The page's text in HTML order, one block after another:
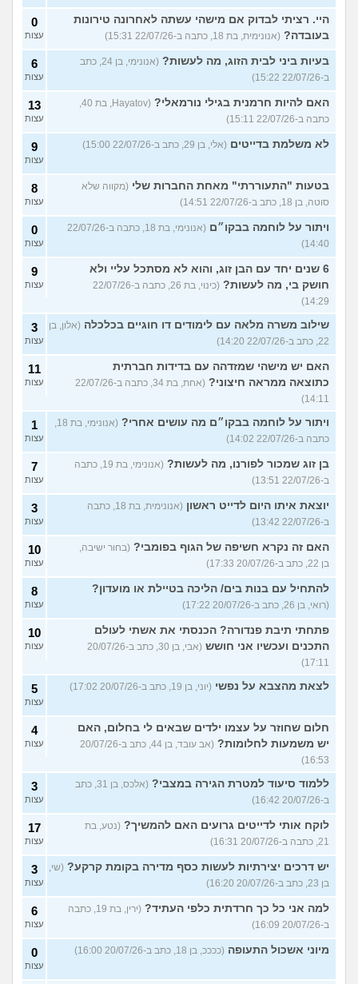
היי. רציתי לבדוק אם מישהי עשתה לאחרונה טירונות
בעובדה? (אנונימית, בת 18, כתבה ב-22/07/26 15:31)
0
עצות
בעיות ביני לבית הזוג, מה לעשות?
(אנונימי, בן 24, כתב
ב-22/07/26 15:22)
6
עצות
האם להיות חרמנית בגילי נורמאלי?
(Hayatov, בת 40,
כתבה ב-22/07/26 15:11)
13
עצות
לא משלמת בדייטים (אלי, בן 29, כתב ב-22/07/26 15:00) 9
עצות
בטעות "התעוררתי" מאחת החברות שלי (מקווה שלא
סוטה, בן 18, כתב ב-22/07/26 14:51)
8
עצות
ויתור על לוחמה בבקו״ם
(אנונימי, בת 18, כתבה ב-22/07/26
14:40)
0
עצות
6 שנים יחד עם הבן זוג, והוא לא מסתכל עליי ולא
חושק בי, מה לעשות?
(כינוי, בת 26, כתבה ב-22/07/26
14:29)
9
עצות
שילוב משרה מלאה עם לימודים דו חוגיים בכלכלה (אלון, בן
22, כתב ב-22/07/26 14:20)
3
עצות
האם יש מישהי שמזדהה עם בדידות חברתית
כתוצאה ממראה חיצוני?
(אחת, בת 34, כתבה ב-22/07/26
14:11)
11
עצות
ויתור על לוחמה בבקו״ם מה עושים אחרי?
(אנונימי, בת 18,
כתבה ב-22/07/26 14:02)
1
עצות
בן זוג שמכור לפורנו, מה לעשות?
(אנונימי, בת 19, כתבה
ב-22/07/26 13:51)
7
עצות
יוצאת איתו היום לדייט ראשון
(אנונימית, בת 18, כתבה
ב-22/07/26 13:42)
3
עצות
האם זה נקרא חשיפה של הגוף בפומבי? (בחור ישיבה,
בן 22, כתב ב-20/07/26 17:33)
10
עצות
להתחיל עם בנות בים/ הליכה בטיילת או מועדון?
(רואי, בן 26, כתב ב-20/07/26 17:22)
8
עצות
פתחתי תיבת פנדורה? הכנסתי את אשתי לעולם
התכנים ועכשיו אני חושש
(אבי, בן 30, כתב ב-20/07/26
17:11)
10
עצות
לצאת מהצבא על נפשי (יוני, בן 19, כתב ב-20/07/26 17:02) 5
עצות
חלום שחוזר על עצמו ילדים שבאים לי בחלום, האם
יש משמעות לחלומות?
(אב עובד, בן 44, כתב ב-20/07/26
16:53)
4
עצות
ללמוד סיעוד למטרת הגירה במצבי?
(אלכס, בן 31, כתב
ב-20/07/26 16:42)
3
עצות
לוקח אותי לדייטים גרועים האם להמשיך? (נטע, בת
21, כתבה ב-20/07/26 16:31)
17
עצות
יש דרכים יצירתיות לעשות כסף מדירה בקומת קרקע? (שי,
בן 23, כתב ב-20/07/26 16:20)
3
עצות
למה אני כל כך חרדתית כלפי העתיד?
(ירין, בת 19, כתבה
ב-20/07/26 16:09)
6
עצות
מיוני אשכול התעופה (ככככ, בן 18, כתב ב-20/07/26 16:00) 0
עצות